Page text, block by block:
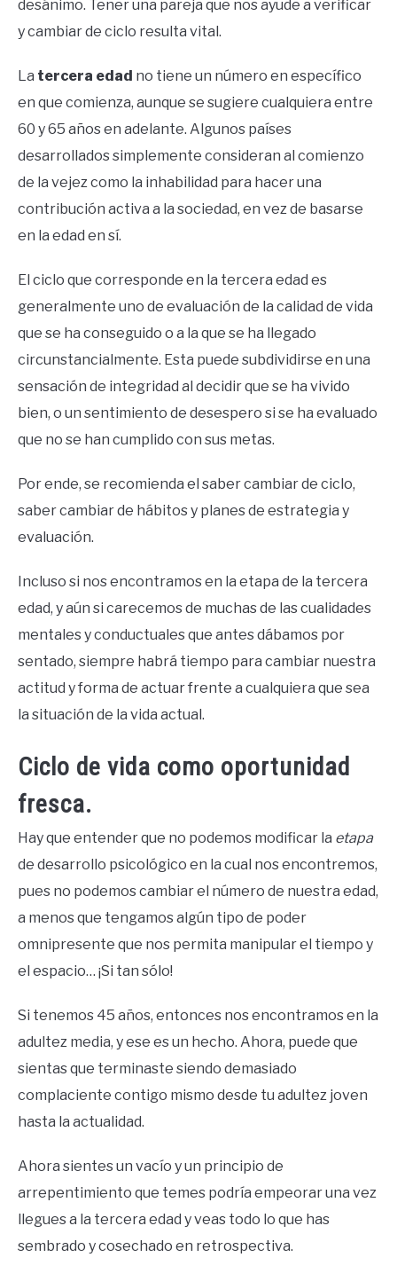
desánimo. Tener una pareja que nos ayude a verificar
y cambiar de ciclo resulta vital.
La tercera edad no tiene un número en específico
en que comienza, aunque se sugiere cualquiera entre
60 y 65 años en adelante. Algunos países
desarrollados simplemente consideran al comienzo
de la vejez como la inhabilidad para hacer una
contribución activa a la sociedad, en vez de basarse
en la edad en sí.
El ciclo que corresponde en la tercera edad es
generalmente uno de evaluación de la calidad de vida
que se ha conseguido o a la que se ha llegado
circunstancialmente. Esta puede subdividirse en una
sensación de integridad al decidir que se ha vivido
bien, o un sentimiento de desespero si se ha evaluado
que no se han cumplido con sus metas.
Por ende, se recomienda el saber cambiar de ciclo,
saber cambiar de hábitos y planes de estrategia y
evaluación.
Incluso si nos encontramos en la etapa de la tercera
edad, y aún si carecemos de muchas de las cualidades
mentales y conductuales que antes dábamos por
sentado, siempre habrá tiempo para cambiar nuestra
actitud y forma de actuar frente a cualquiera que sea
la situación de la vida actual.
Ciclo de vida como oportunidad
fresca.
Hay que entender que no podemos modificar la etapa
de desarrollo psicológico en la cual nos encontremos,
pues no podemos cambiar el número de nuestra edad,
a menos que tengamos algún tipo de poder
omnipresente que nos permita manipular el tiempo y
el espacio… ¡Si tan sólo!
Si tenemos 45 años, entonces nos encontramos en la
adultez media, y ese es un hecho. Ahora, puede que
sientas que terminaste siendo demasiado
complaciente contigo mismo desde tu adultez joven
hasta la actualidad.
Ahora sientes un vacío y un principio de
arrepentimiento que temes podría empeorar una vez
llegues a la tercera edad y veas todo lo que has
sembrado y cosechado en retrospectiva.